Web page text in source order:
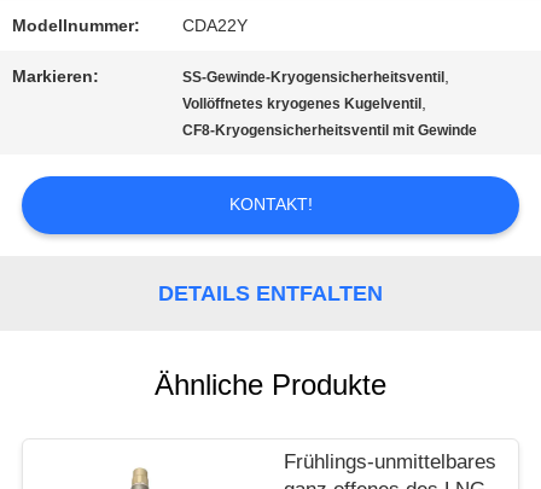
IN
NACHRICHTEN
FÄLLE
Modellnummer: CDA22Y
Markieren: SS-Gewinde-Kryogensicherheitsventil ,
Vollöffnetes kryogenes Kugelventil ,
CF8-Kryogensicherheitsventil mit Gewinde
KONTAKT!
DETAILS ENTFALTEN
Ähnliche Produkte
Frühlings-unmittelbares